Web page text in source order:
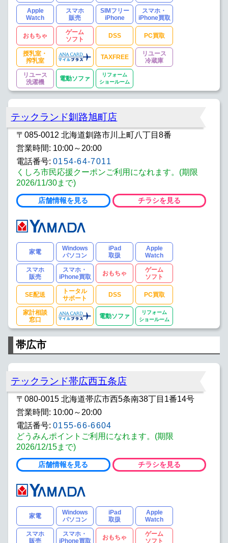
Apple
Watch
スマホ
販売
SIMフリー
iPhone
スマホ・
iPhone買取
おもちゃ
ゲーム
ソフト
DSS PC買取
授乳室・
搾乳室
TAXFREE
リユース
冷蔵庫
リユース
洗濯機
電動ソファ
リフォーム
ショールーム
テックランド釧路旭町店
〒085-0012 北海道釧路市川上町八丁目8番
営業時間: 10:00～20:00
電話番号: 0154-64-7011
くしろ市民応援クーポンご利用になれます。(期限
2026/11/30まで)
店舗情報を見る チラシを見る
家電
Windows
パソコン
iPad
取扱
Apple
Watch
スマホ
販売
スマホ・
iPhone買取
おもちゃ
ゲーム
ソフト
SE配送
トータル
サポート
DSS PC買取
家計相談
窓口
電動ソファ
リフォーム
ショールーム
帯広市
テックランド帯広西五条店
〒080-0015 北海道帯広市西5条南38丁目1番14号
営業時間: 10:00～20:00
電話番号: 0155-66-6604
どうみんポイントご利用になれます。(期限
2026/12/15まで)
店舗情報を見る チラシを見る
家電
Windows
パソコン
iPad
取扱
Apple
Watch
スマホ
販売
スマホ・
iPhone買取
おもちゃ
ゲーム
ソフト